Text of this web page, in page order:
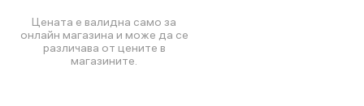
Цената е валидна само за
онлайн магазина и може да се
различава от цените в
магазините.